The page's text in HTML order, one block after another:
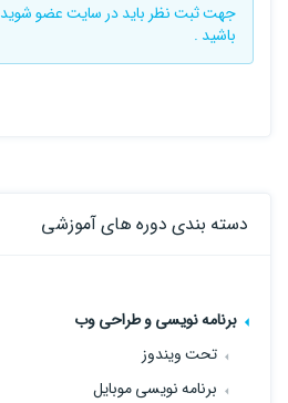
جهت ثبت نظر باید در سایتعضو شوید
باشید .
دسته بندی دوره های آموزشی
برنامه نویسی و طراحی وب
تحت ویندوز
برنامه نویسی موبایل